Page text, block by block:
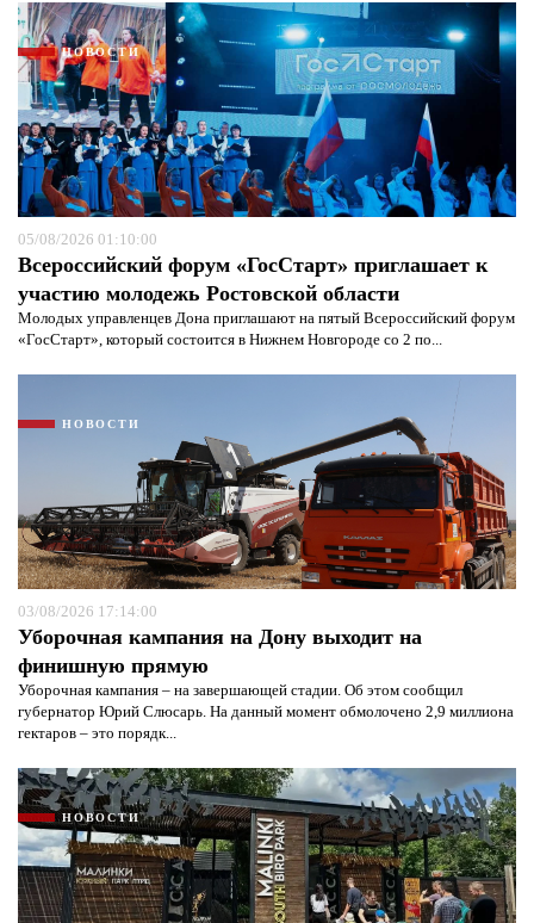
НОВОСТИ
05/08/2026 01:10:00
Всероссийский форум «ГосСтарт» приглашает к
участию молодежь Ростовской области
Молодых управленцев Дона приглашают на пятый Всероссийский форум
«ГосСтарт», который состоится в Нижнем Новгороде со 2 по...
НОВОСТИ
03/08/2026 17:14:00
Уборочная кампания на Дону выходит на
финишную прямую
Уборочная кампания – на завершающей стадии. Об этом сообщил
губернатор Юрий Слюсарь. На данный момент обмолочено 2,9 миллиона
гектаров – это порядк...
НОВОСТИ
Я согласен сполитикой конфиденциальности и
защиты информации*